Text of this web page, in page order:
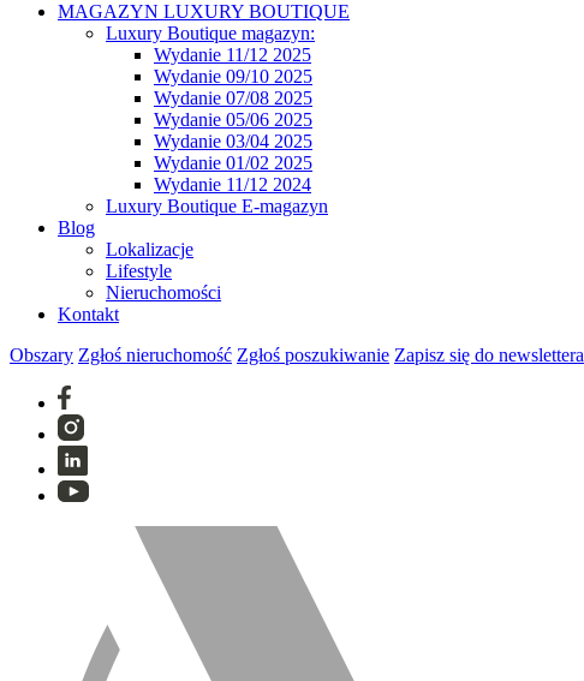
MAGAZYN LUXURY BOUTIQUE
Luxury Boutique magazyn:
Wydanie 11/12 2025
Wydanie 09/10 2025
Wydanie 07/08 2025
Wydanie 05/06 2025
Wydanie 03/04 2025
Wydanie 01/02 2025
Wydanie 11/12 2024
Luxury Boutique E-magazyn
Blog
Lokalizacje
Lifestyle
Nieruchomości
Kontakt
Obszary Zgłoś nieruchomość Zgłoś poszukiwanie Zapisz się do newslettera